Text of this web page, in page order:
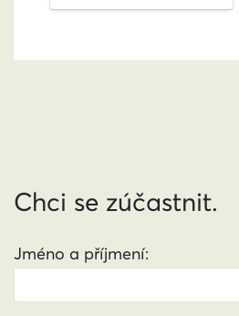
Chci se zúčastnit.
Jméno a příjmení: